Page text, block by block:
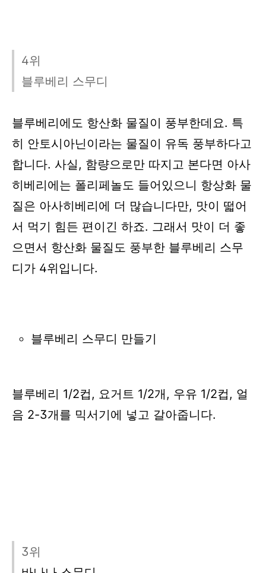
4위
블루베리 스무디
블루베리에도 항산화 물질이 풍부한데요. 특
히 안토시아닌이라는 물질이 유독 풍부하다고
합니다. 사실, 함량으로만 따지고 본다면 아사
히베리에는 폴리페놀도 들어있으니 항상화 물
질은 아사히베리에 더 많습니다만, 맛이 떫어
서 먹기 힘든 편이긴 하죠. 그래서 맛이 더 좋
으면서 항산화 물질도 풍부한 블루베리 스무
디가 4위입니다.
블루베리 스무디 만들기
블루베리 1/2컵, 요거트 1/2개, 우유 1/2컵, 얼
음 2-3개를 믹서기에 넣고 갈아줍니다.
3위